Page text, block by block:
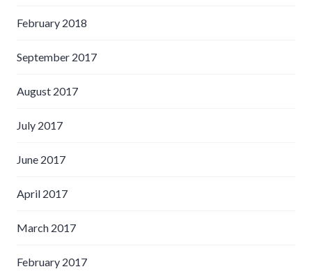
February 2018
September 2017
August 2017
July 2017
June 2017
April 2017
March 2017
February 2017